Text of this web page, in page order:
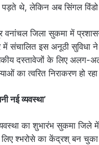
थे, लेकिन अब सिंगल विंडो
जिला सुकमा में
संचालित इस अनूठी सुविधा ने
दस्तावेजों के लिए अलग-
का त्वरित निराकरण हो
नई व्यवस्था’
का शुभारंभ सुकमा जिले में
श्भरोसे का केंद्रश् बन चुका